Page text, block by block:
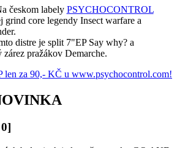
českom labely PSYCHOCONTROL
grind core legendy Insect warfare a
distre je split 7"EP Say why? a
pražákov Demarche.
len za 90,- KČ u www.psychocontrol.com!